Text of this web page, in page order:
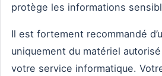
protège les informations
Il est fortement recommandé
uniquement du matériel
votre service informatique.